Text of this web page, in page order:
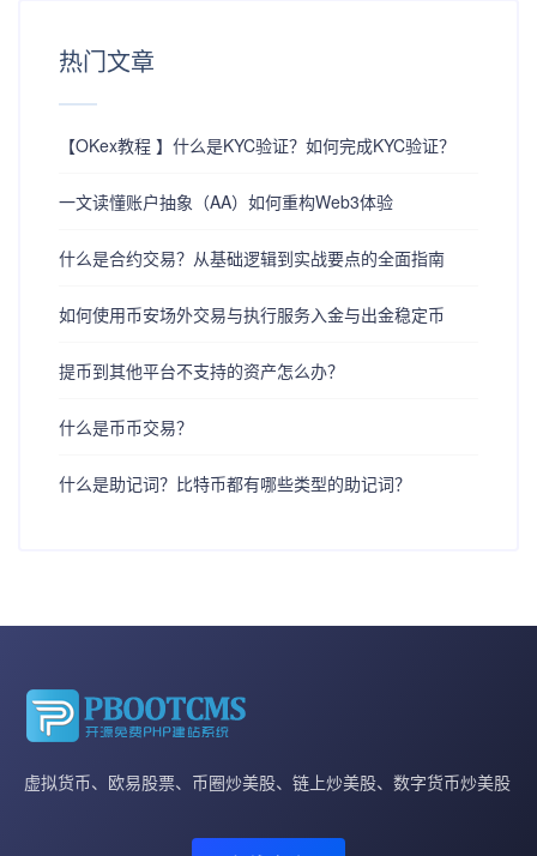
热门文章
【OKex教程 】什么是KYC验证？如何完成KYC验证？
一文读懂账户抽象（AA）如何重构Web3体验
什么是合约交易？从基础逻辑到实战要点的全面指南
如何使用币安场外交易与执行服务入金与出金稳定币
提币到其他平台不支持的资产怎么办？
什么是币币交易？
什么是助记词？比特币都有哪些类型的助记词？
虚拟货币、欧易股票、币圈炒美股、链上炒美股、数字货币炒美股